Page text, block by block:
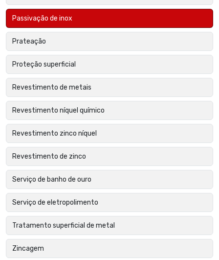
Passivação de inox
Prateação
Proteção superficial
Revestimento de metais
Revestimento níquel químico
Revestimento zinco níquel
Revestimento de zinco
Serviço de banho de ouro
Serviço de eletropolimento
Tratamento superficial de metal
Zincagem